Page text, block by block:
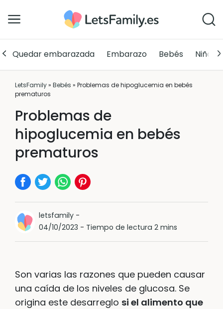
Quedar embarazada Embarazo Bebés Niños
LetsFamily» Bebés » Problemas de hipoglucemia en bebés
prematuros
Problemas de
hipoglucemia en bebés
prematuros
letsfamily -
04/10/2023 - Tiempo de lectura 2 mins
Son varias las razones que pueden causar
una caída de los niveles de glucosa. Se
origina este desarreglo si el alimento que